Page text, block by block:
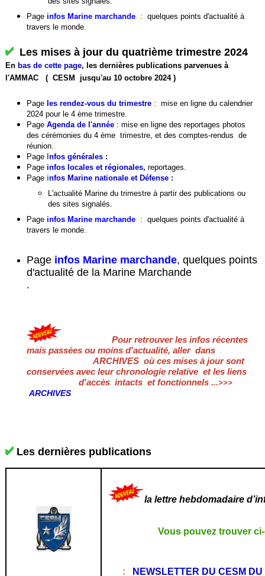
Pageinfos Marine marchande :quelques points d'actualité à
travers le monde.
Les mises à jour du quatrième trimestre 2024
En bas de cette page, les dernières publications parvenues à
l'AMMAC ( CESM jusqu'au 10 octobre 2024 )
Page les rendez-vous du trimestre : mise en ligne du calendrier
2024 pour le 4 ème trimestre.
PageAgenda de l'année : mise en ligne des reportages photos
des cérémonies du 4 ème trimestre, et des comptes-rendus de
réunion.
Page Infos générales :
Page infos locales et régionales,reportages.
Pageinfos Marine nationale et Défense :
L'actualité Marine du trimestre à partir des publications ou
des sites signalés.
Pageinfos Marine marchande :quelques points d'actualité à
travers le monde.
Page infos Marine marchande, quelques points
d'actualité de la Marine Marchande
.
Pour retrouver les infos récentes
mais passées ou moins d'actualité, aller dans
ARCHIVES où ces mises à jour sont
conservées avec leur chronologie relative et les liens
d'accès intacts et fonctionnels ...>>>
ARCHIVES
Les dernières publications
la lettre hebdomadaire
Vous pouvez trouver
: NEWSLETTER DU CESM